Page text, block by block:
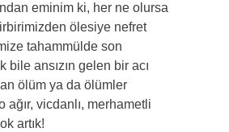
eminim ki, her ne olursa
ölesiye nefret
tahammülde son
bile ansızın gelen bir acı
ölüm ya da ölümler
ağır, vicdanlı, merhametli
artık!